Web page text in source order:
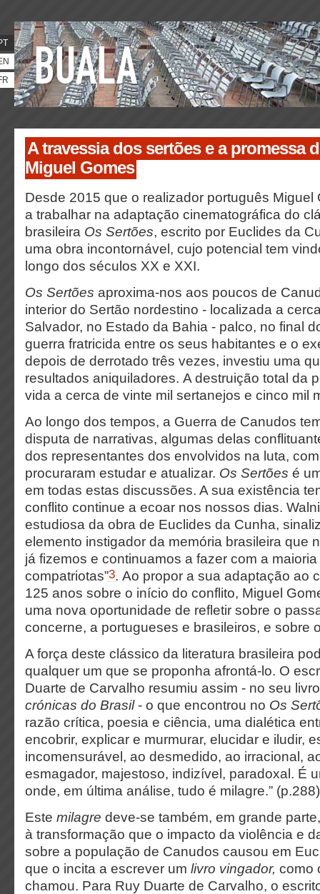
A travessia dos sertões e a promessa
Miguel Gomes
Desde 2015 que o realizador português Miguel
a trabalhar na adaptação cinematográfica do
brasileira Os Sertões, escrito por Euclides da
uma obra incontornável, cujo potencial tem
longo dos séculos XX e XXI.
Os Sertões aproxima-nos aos poucos de
interior do Sertão nordestino - localizada a
Salvador, no Estado da Bahia - palco, no final
guerra fratricida entre os seus habitantes e o
depois de derrotado três vezes, investiu uma
resultados aniquiladores. A destruição total da
vida a cerca de vinte mil sertanejos e cinco mil
Ao longo dos tempos, a Guerra de Canudos
disputa de narrativas, algumas delas
dos representantes dos envolvidos na luta,
procuraram estudar e atualizar. Os Sertões é
em todas estas discussões. A sua existência
conflito continue a ecoar nos nossos dias.
estudiosa da obra de Euclides da Cunha,
elemento instigador da memória brasileira que
já fizemos e continuamos a fazer com a
compatriotas”3. Ao propor a sua adaptação ao
125 anos sobre o início do conflito, Miguel
uma nova oportunidade de refletir sobre o
concerne, a portugueses e brasileiros, e sobre
A força deste clássico da literatura brasileira
qualquer um que se proponha afrontá-lo. O
Duarte de Carvalho resumiu assim - no seu
crónicas do Brasil- o que encontrou no Os
razão crítica, poesia e ciência, uma dialética
encobrir, explicar e murmurar, elucidar e iludir,
incomensurável, ao desmedido, ao irracional,
esmagador, majestoso, indizível, paradoxal. É
onde, em última análise, tudo é milagre.” (p.288)
Este milagre deve-se também, em grande parte,
à transformação que o impacto da violência e
sobre a população de Canudos causou em
que o incita a escrever um livro vingador, como
chamou. Para Ruy Duarte de Carvalho, o